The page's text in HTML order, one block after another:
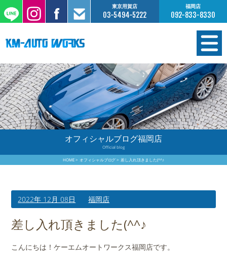
東京用賀店
03-5494-5222
福岡店
092-833-8330
在庫情報
オーダー販売
工場サービス
保証について
買取査定のご案内
店舗案内
会社概要
オフィシャルブログ福岡店
Official blog
HOME オフィシャルブログ 差し入れ頂きました(^^♪
2022年 12月 08日 福岡店
差し入れ頂きました(^^♪
こんにちは！ケーエムオートワークス福岡店です。